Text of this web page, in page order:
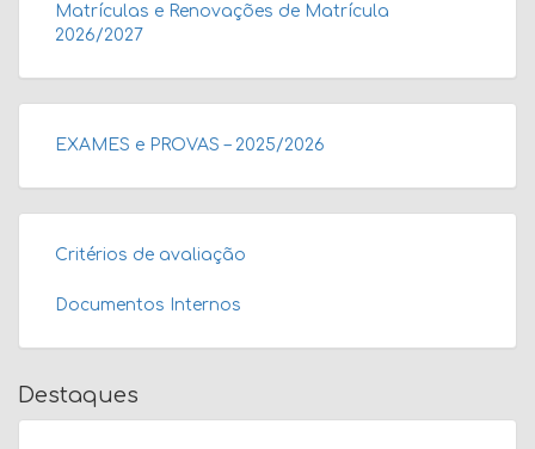
Matrículas e Renovações de Matrícula
2026/2027
EXAMES e PROVAS – 2025/2026
Critérios de avaliação
Documentos Internos
Destaques